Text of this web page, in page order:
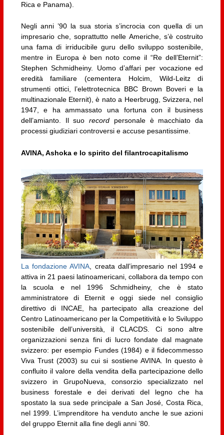
Rica e Panama).
Negli anni ’90 la sua storia s’incrocia con quella di un
impresario che, soprattutto nelle Americhe, s’è costruito
una fama di irriducibile guru dello sviluppo sostenibile,
mentre in Europa è ben noto come il “Re dell’Eternit”:
Stephen Schmidheiny. Uomo d’affari per vocazione ed
eredità familiare (cementera Holcim, Wild-Leitz di
strumenti ottici, l’elettrotecnica BBC Brown Boveri e la
multinazionale Eternit), è nato a Heerbrugg, Svizzera, nel
1947, e ha ammassato una fortuna con il business
dell’amianto. Il suorecord personale è macchiato da
processi giudiziari controversi e accuse pesantissime.
AVINA, Ashoka e lo spirito del filantrocapitalismo
La fondazione AVINA, creata dall’impresario nel 1994 e
attiva in 21 paesi latinoamericani, collabora da tempo con
la scuola e nel 1996 Schmidheiny, che è stato
amministratore di Eternit e oggi siede nel consiglio
direttivo di INCAE, ha partecipato alla creazione del
Centro Latinoamericano per la Competitività e lo Sviluppo
sostenibile dell’università, il CLACDS. Ci sono altre
organizzazioni senza fini di lucro fondate dal magnate
svizzero: per esempio Fundes (1984) e il fidecommesso
Viva Trust (2003) su cui si sostiene AVINA. In questo è
confluito il valore della vendita della partecipazione dello
svizzero in GrupoNueva, consorzio specializzato nel
business forestale e dei derivati del legno che ha
spostato la sua sede principale a San José, Costa Rica,
nel 1999. L’imprenditore ha venduto anche le sue azioni
del gruppo Eternit alla fine degli anni ’80.